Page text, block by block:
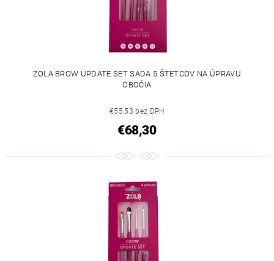
ZOLA BROW UPDATE SET SADA 5 ŠTETCOV NA ÚPRAVU
OBOČIA
€55,53 bez DPH
€68,30